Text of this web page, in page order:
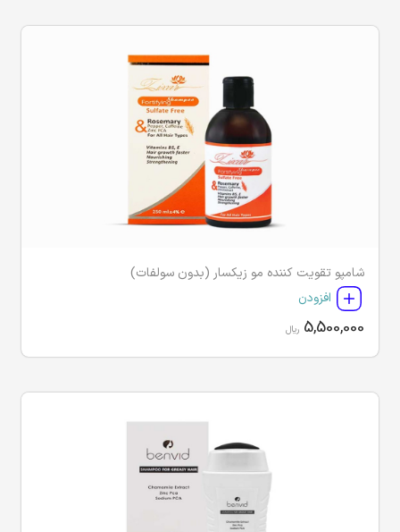
شامپو تقویت کننده مو زیکسار (بدون سولفات)
افزودن
5,500,000 ریال